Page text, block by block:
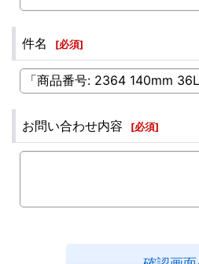
件名 [必須]
お問い合わせ内容 [必須]